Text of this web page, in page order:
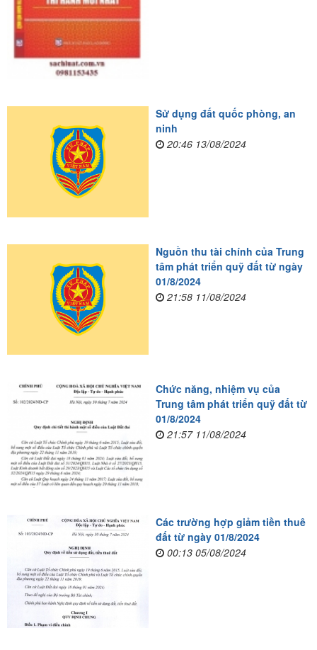
Sử dụng đất quốc phòng, an
ninh
20:46 13/08/2024
Nguồn thu tài chính của Trung
tâm phát triển quỹ đất từ ngày
01/8/2024
21:58 11/08/2024
Chức năng, nhiệm vụ của
Trung tâm phát triển quỹ đất từ
01/8/2024
21:57 11/08/2024
Các trường hợp giảm tiền thuê
đất từ ngày 01/8/2024
00:13 05/08/2024